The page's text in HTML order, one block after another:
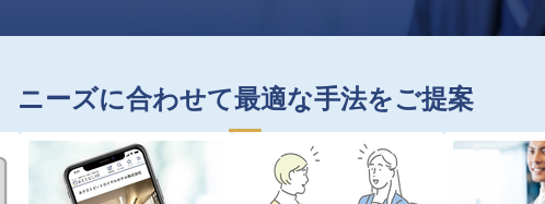
ニーズに合わせて最適な手法をご提案